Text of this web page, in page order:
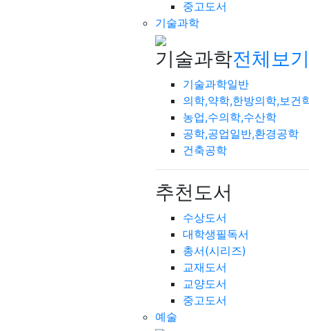
중고도서
기술과학
기술과학전체보
기술과학일반
의학,약학,한방의학,보건
농업,수의학,수산학
공학,공업일반,환경공학
건축공학
추천도서
수상도서
대학생필독서
총서(시리즈)
교재도서
교양도서
중고도서
예술